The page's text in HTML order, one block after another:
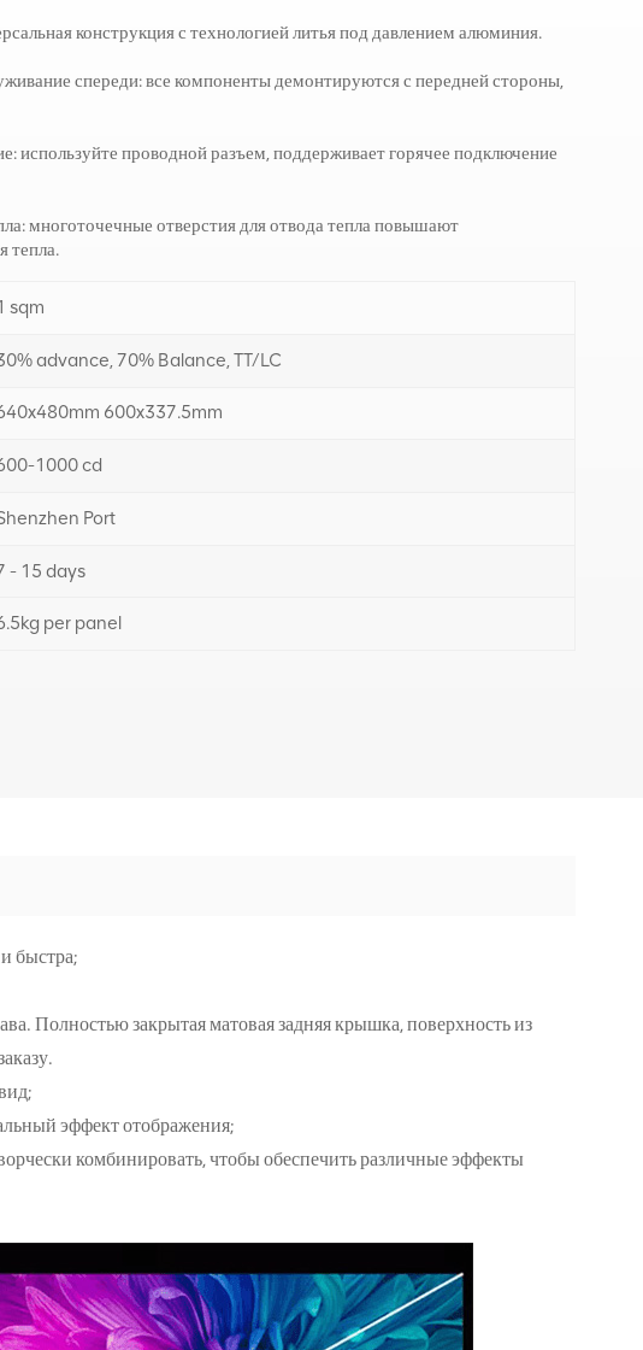
конструкция с технологией литья под давлением алюминия.
спереди: все компоненты демонтируются с передней стороны,
используйте проводной разъем, поддерживает горячее подключение
многоточечные отверстия для отвода тепла повышают
тепла.
sqm
advance, 70% Balance, TT/LC
600x337.5mm
1000 cd
Port
- 15 days
per panel
быстра;
Полностью закрытая матовая задняя крышка, поверхность из
эффект отображения;
комбинировать, чтобы обеспечить различные эффекты